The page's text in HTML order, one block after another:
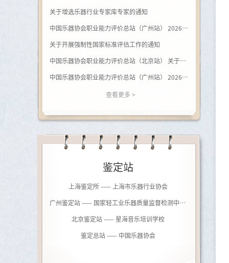
关于增选乐器行业专家库专家的通知
中国乐器协会职业能力评价总站（广州站） 2026年第一批《钢琴及键盘乐器制作工》登记评价通知
关于开展强制性国家标准评估工作的通知
中国乐器协会职业能力评价总站（北京站） 关于开展（黑河学院）钢琴调律师职业等级评价的通知
中国乐器协会职业能力评价总站（广州站） 2026年广西站钢琴调律师等级评价通知
查看更多 >
鉴定站
上海鉴定所 —— 上海市乐器行业协会
广州鉴定站 —— 国家轻工业乐器质量监督检测中心（广州）
北京鉴定站 —— 星海音乐培训学校
鉴定总站 —— 中国乐器协会